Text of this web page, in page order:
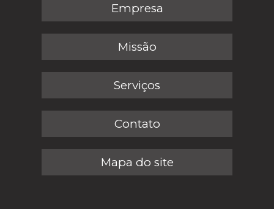
Empresa
Missão
Serviços
Contato
Mapa do site